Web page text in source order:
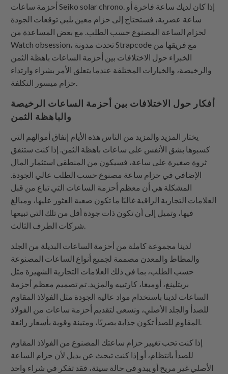
أحزمة ساعات Seiko solar chrono. إذا كان لديك ساعة فاخرة أو
ساعة عصرية، فستحتاج إلى حزام معين يلبي توقعات الجودة
لحزام الساعة المصنوع حسب الطلب. مع بعض المساعدة من
Watch obsession، تحدث مدونة Strapcode مع فريقها من
الخبراء حول الاختلافات بين أحزمة الساعات باهظة الثمن
والرخيصة، والخيارات المختلفة عندما يتعلق الأمر بشراء وارتداء
حزام ميسور التكلفة.
أفكار حول الاختلافات بين أحزمة الساعات الرخيصة
والباهظة الثمن
يختار المزيد والمزيد من الناس هذه الأيام إنفاق أموالهم التي
كسبوها بشق الأنفس على ساعات باهظة الثمن. إذا كنت ستنفق
ثروة صغيرة على ساعة، فسيكون من المنطقي استثمار المال
الإضافي في حزام ساعة مصنوع حسب الطلب عالي الجودة.
المشكلة هي أن معظم أحزمة الساعات التي تباع من قبل
العلامات التجارية الراقية غالبًا ما تكون صعبة العثور عليها، ومبالغ
فيها، وتميل إلى أن تكون ذات جودة أقل من تلك التي تبيعها
لدينا مجموعة كاملة من أحزمة الساعات البديلة من الجلد
والمطاط والمعدن مصممة لجميع أنواع الساعات المصنوعة
حسب الطلب، بما في ذلك العلامات التجارية الشهيرة مثل
بريتلينغ، أوميغا، كارتييه والمزيد. تم تصميم معظم أحزمة
الساعات لدينا باستخدام مواد عالية الجودة مثل الفولاذ المقاوم
للصدأ والجلد الأصلي، ونسعى لتقديم أحزمة ساعات من الفولاذ
إذا كنت تحب تغيير حزام ساعتك المصنوع من الفولاذ المقاوم
للصدأ بانتظام، أو إذا كنت تبحث عن بديل لأن حزام الساعة
الأصلي غير مريح أو يبدو في حالة سيئة، فقد تفكر في شراء واحد